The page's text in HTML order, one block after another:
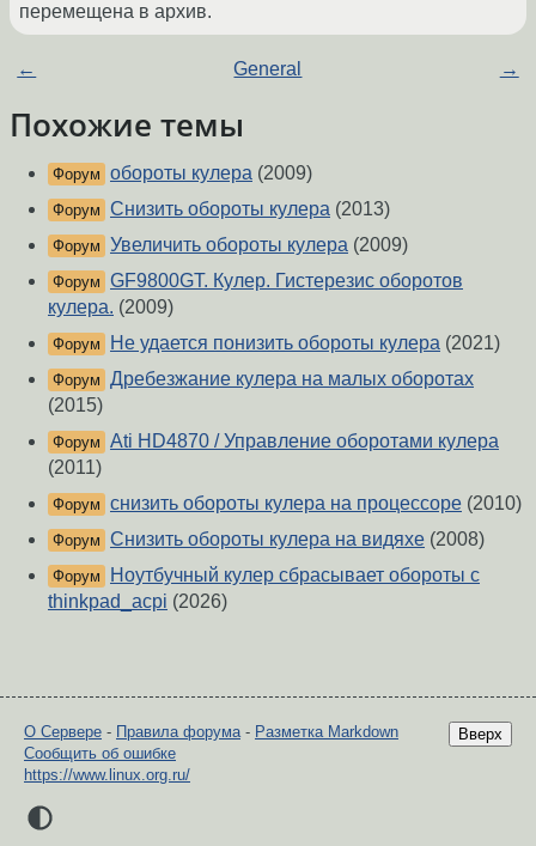
перемещена в архив.
← General →
Похожие темы
Форум обороты кулера (2009)
Форум Снизить обороты кулера (2013)
Форум Увеличить обороты кулера (2009)
Форум GF9800GT. Кулер. Гистерезис оборотов
кулера. (2009)
Форум Не удается понизить обороты кулера (2021)
Форум Дребезжание кулера на малых оборотах
(2015)
Форум Ati HD4870 / Управление оборотами кулера
(2011)
Форум снизить обороты кулера на процессоре (2010)
Форум Снизить обороты кулера на видяхе (2008)
Форум
Ноутбучный кулер сбрасывает обороты с
thinkpad_acpi (2026)
Вверх
О Сервере - Правила форума- Разметка Markdown
Сообщить об ошибке
https://www.linux.org.ru/